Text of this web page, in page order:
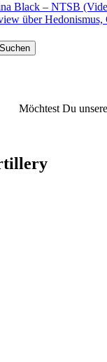
Black – NTSB
über
Möchtest Du